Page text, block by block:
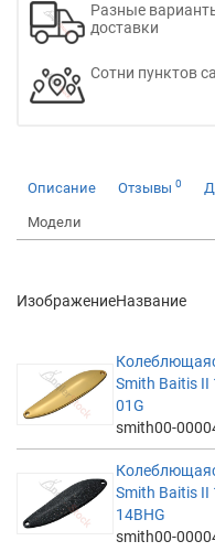
Разные
доставки
Сотни пунктов
Описание Отзывы 0
Модели
ИзображениеНазвание
Smith Baitis II
01G
smith00-
Smith Baitis II
14BHG
smith00-